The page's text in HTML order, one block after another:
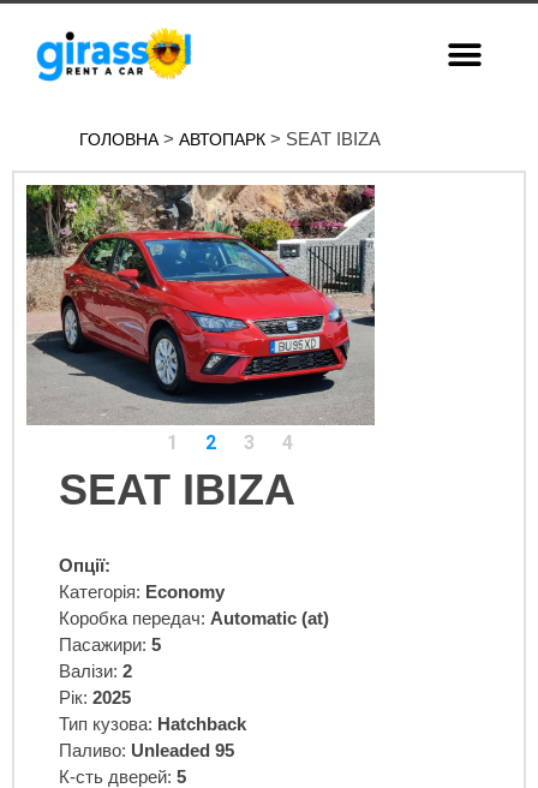
ГОЛОВНА> АВТОПАРК> SEAT IBIZA
1 2 3 4
SEAT IBIZA
Опції:
Категорія: Economy
Коробка передач: Automatic (at)
Пасажири: 5
Валізи: 2
Рік: 2025
Тип кузова: Hatchback
Паливо: Unleaded 95
К-сть дверей: 5